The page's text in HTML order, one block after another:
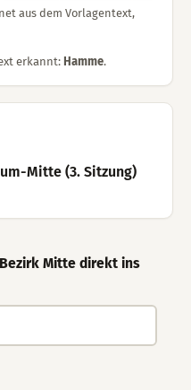
aus dem Vorlagentext,
erkannt: Hamme.
Mitte (3. Sitzung)
Mitte direkt ins